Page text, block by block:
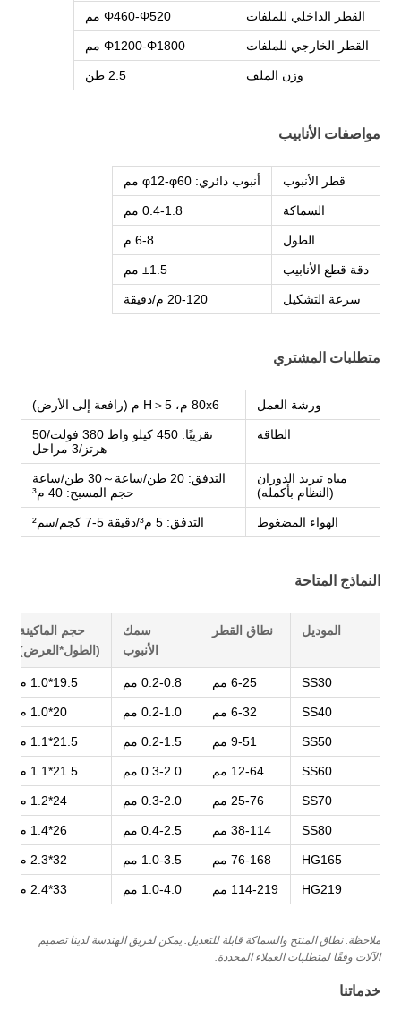
القطر الداخلي للملفات Φ460-Φ520 مم
القطر الخارجي للملفات Φ1200-Φ1800 مم
وزن الملف 2.5 طن
مواصفات الأنابيب
قطر الأنبوب أنبوب دائري: φ12-φ60 مم
السماكة 0.4-1.8 مم
الطول 6-8 م
دقة قطع الأنابيب ±1.5 مم
سرعة التشكيل 20-120 م/دقيقة
متطلبات المشتري
ورشة العمل 80x6 م، H＞5 م (رافعة إلى الأرض)
الطاقة
تقريبًا. 450 كيلو واط 380 فولت/50
هرتز/3 مراحل
مياه تبريد الدوران
(النظام بأكمله)
التدفق: 20 طن/ساعة～30 طن/ساعة
حجم المسبح: 40 م³
الهواء المضغوط التدفق: 5 م³/دقيقة 5-7 كجم/سم²
النماذج المتاحة
الموديل نطاق القطر
سمك
الأنبوب
حجم الماكينة
(الطول*العرض)
SS30 6-25 مم 0.2-0.8 مم 19.5*1.0 م
SS40 6-32 مم 0.2-1.0 مم 20*1.0 م
SS50 9-51 مم 0.2-1.5 مم 21.5*1.1 م
SS60 12-64 مم 0.3-2.0 مم 21.5*1.1 م
SS70 25-76 مم 0.3-2.0 مم 24*1.2 م
SS80 38-114 مم 0.4-2.5 مم 26*1.4 م
HG165 76-168 مم 1.0-3.5 مم 32*2.3 م
HG219 114-219 مم 1.0-4.0 مم 33*2.4 م
ملاحظة: نطاق المنتج والسماكة قابلة للتعديل. يمكن لفريق الهندسة لدينا تصميم
الآلات وفقًا لمتطلبات العملاء المحددة.
خدماتنا